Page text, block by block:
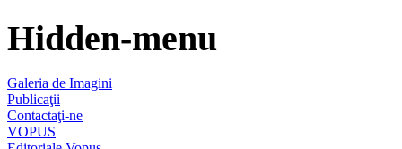
Hidden-menu
Galeria de Imagini
Publicaţii
Contactaţi-ne
VOPUS